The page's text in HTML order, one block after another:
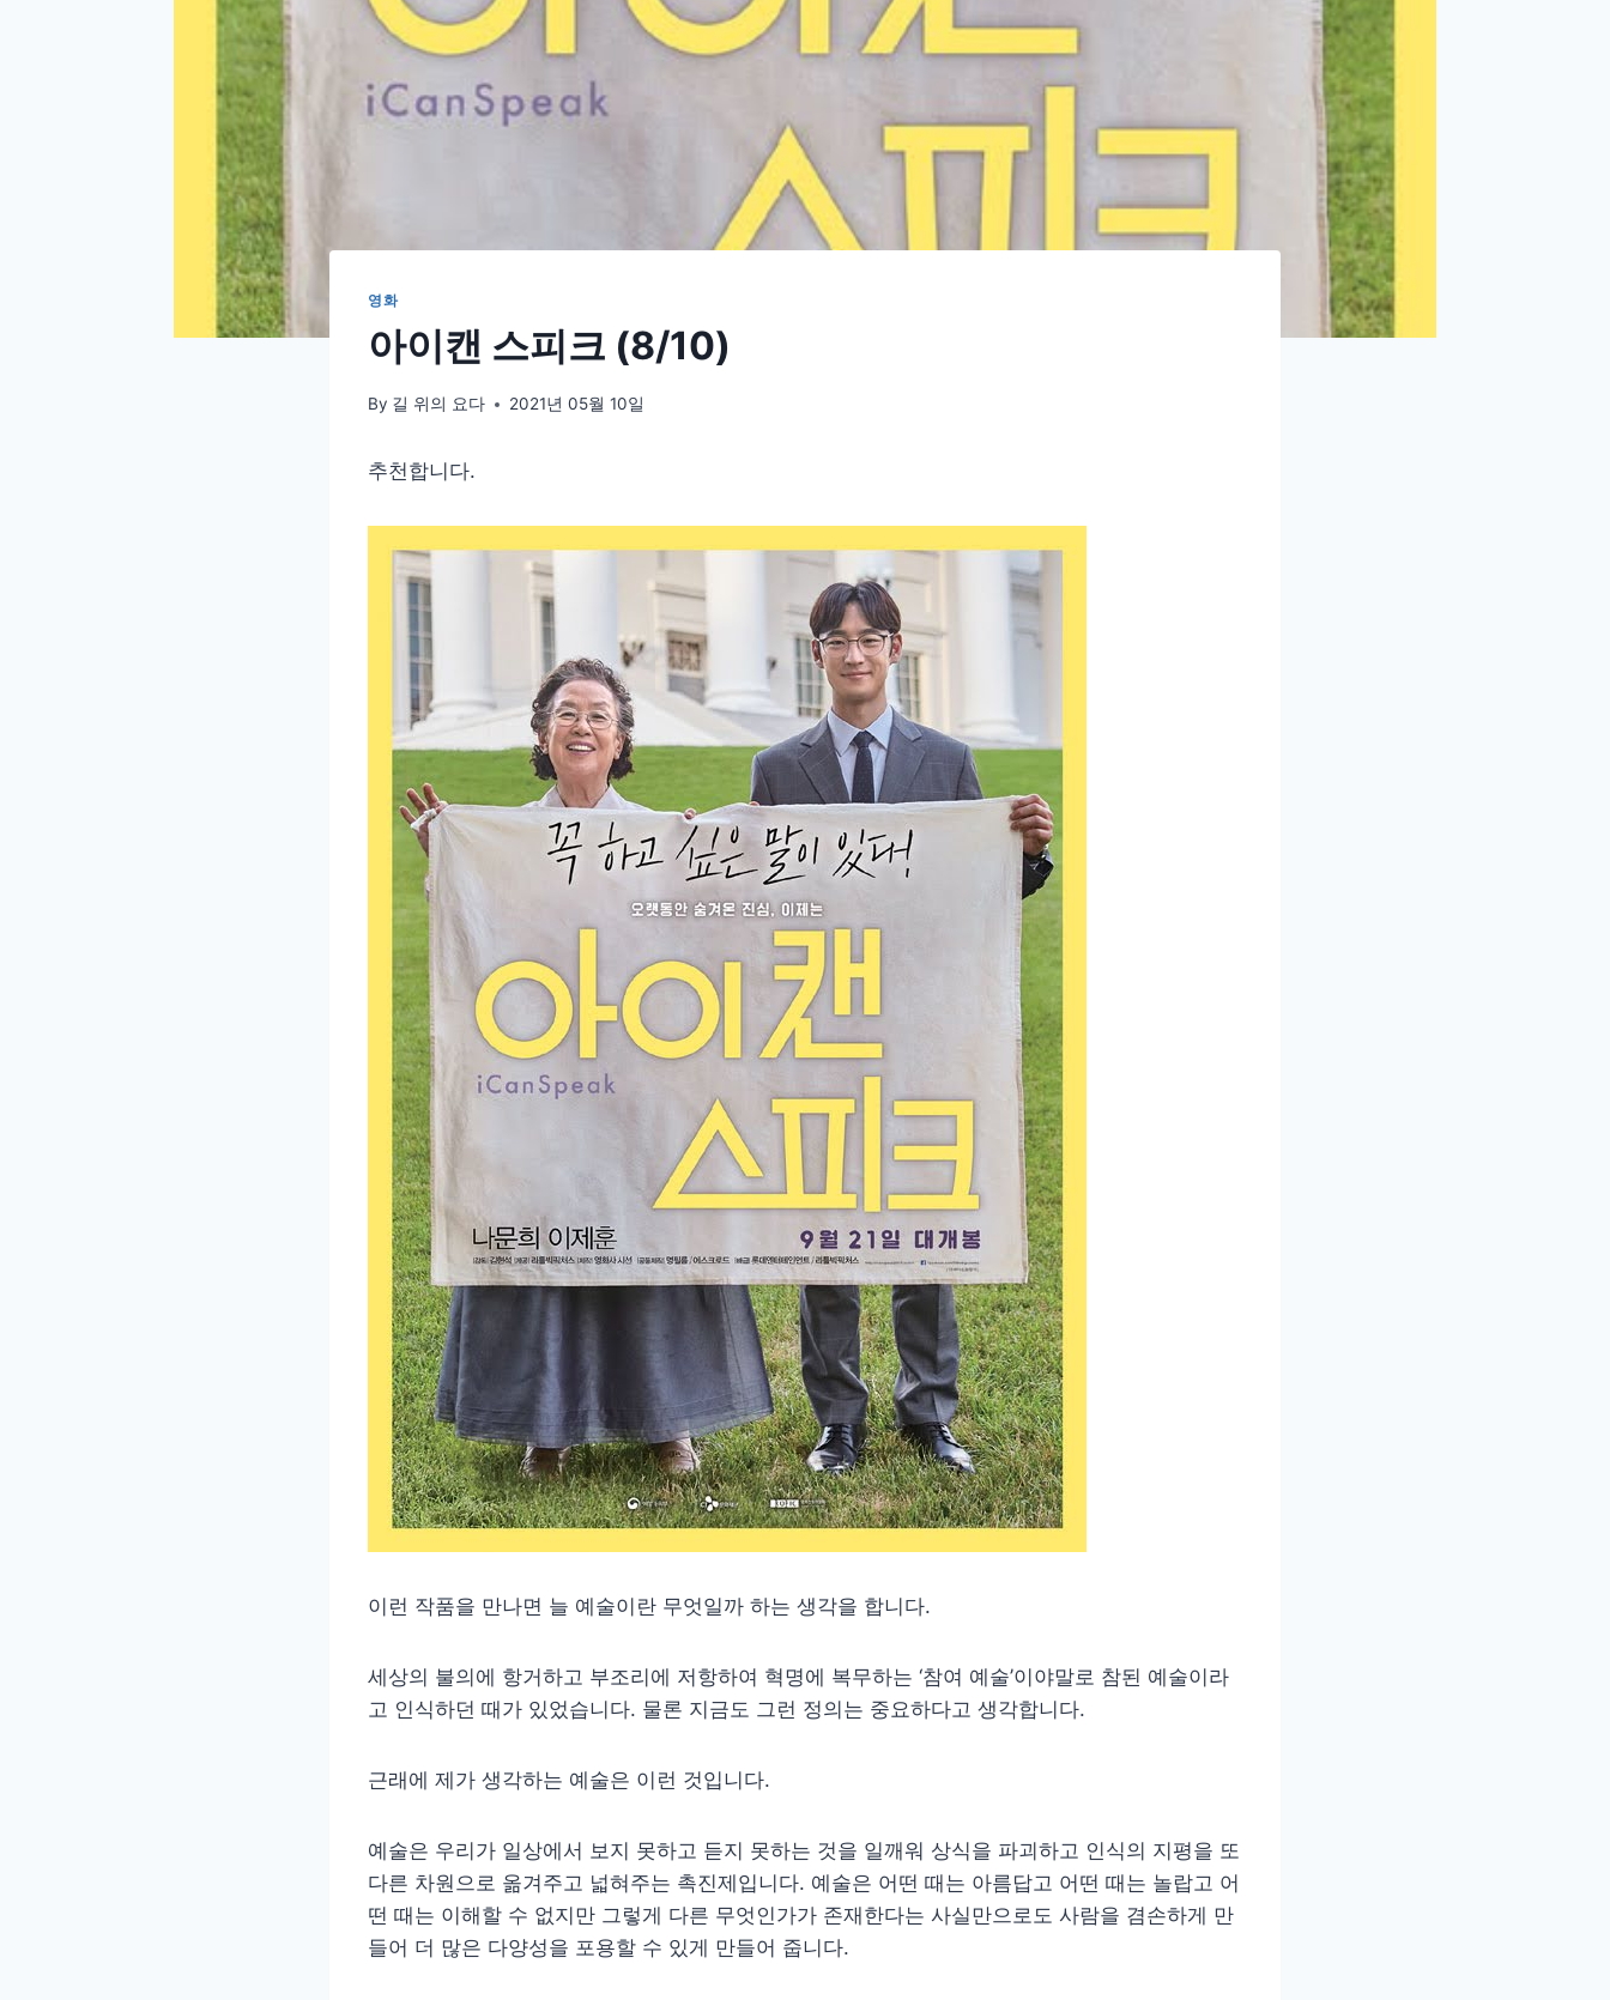
영화
아이캔 스피크 (8/10)
By 길 위의 요다 2021년 05월 10일
추천합니다.
이런 작품을 만나면 늘 예술이란 무엇일까 하는 생각을 합니다.
세상의 불의에 항거하고 부조리에 저항하여 혁명에 복무하는 ‘참여 예술’이야말로 참된 예술이라
고 인식하던 때가 있었습니다. 물론 지금도 그런 정의는 중요하다고 생각합니다.
근래에 제가 생각하는 예술은 이런 것입니다.
예술은 우리가 일상에서 보지 못하고 듣지 못하는 것을 일깨워 상식을 파괴하고 인식의 지평을 또
다른 차원으로 옮겨주고 넓혀주는 촉진제입니다. 예술은 어떤 때는 아름답고 어떤 때는 놀랍고 어
떤 때는 이해할 수 없지만 그렇게 다른 무엇인가가 존재한다는 사실만으로도 사람을 겸손하게 만
들어 더 많은 다양성을 포용할 수 있게 만들어 줍니다.